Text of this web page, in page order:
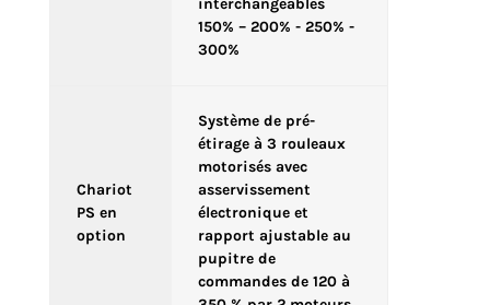
interchangeables
150% – 200% - 250% -
300%
Chariot
PS en
option
Système de pré-
étirage à 3 rouleaux
motorisés avec
asservissement
électronique et
rapport ajustable au
pupitre de
commandes de 120 à